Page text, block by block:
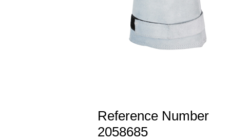
Reference Number
2058685